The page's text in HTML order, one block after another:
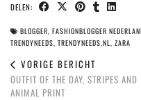
DELEN:
BLOGGER FASHIONBLOGGER
TRENDYNEEDS TRENDYNEEDS.NL ZARA
VORIGE BERICHT
OUTFIT OF THE DAY, STRIPES AND
ANIMAL PRINT